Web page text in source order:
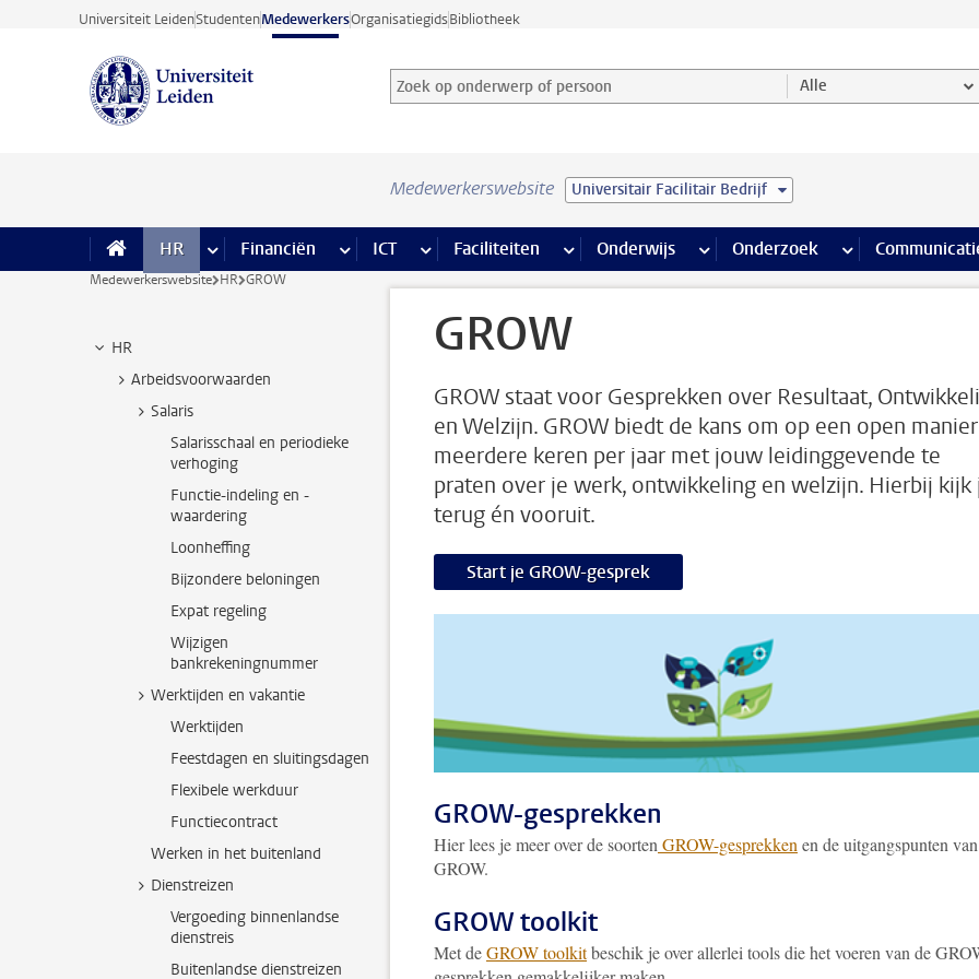
Ga direct naar de inhoud
Universiteit LeidenStudentenMedewerkersOrganisatiegidsBibliotheek
Zoek op onderwerp of persoon en selecteer categorie
Zoekterm Alle
Medewerkerswebsite Universitair Facilitair Bedrijf
HR meer HR pagina’s
Financiën meer Financiën pagina’s
ICT meer ICT pagina’s
Faciliteiten meer Faciliteiten pagina’s
Onderwijs meer Onderwijs pagina’s
Onderzoek meer Onderzoek
Medewerkerswebsite HR GROW
HR
Arbeidsvoorwaarden
Salaris
Salarisschaal en periodieke
verhoging
Functie-indeling en -
waardering
Loonheffing
Bijzondere beloningen
Expat regeling
Wijzigen
bankrekeningnummer
Werktijden en vakantie
Werktijden
Feestdagen en sluitingsdagen
Flexibele werkduur
Functiecontract
Werken in het buitenland
Dienstreizen
Vergoeding binnenlandse
dienstreis
Buitenlandse dienstreizen
GROW
GROW staat voor Gesprekken over Resultaat,
en Welzijn. GROW biedt de kans om op een open
meerdere keren per jaar met jouw leidinggevende te
praten over je werk, ontwikkeling en welzijn. Hierbij kijk
terug én vooruit.
Start je GROW-gesprek
GROW-gesprekken
Hier lees je meer over de soorten GROW-gesprekken en de uitgangspunten van
GROW.
GROW toolkit
Met deGROW toolkitbeschik je over allerlei tools die het voeren van de